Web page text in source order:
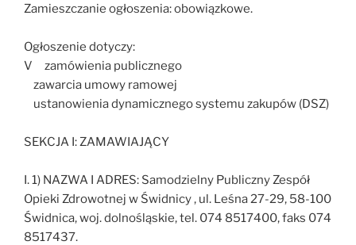
Zamieszczanie ogłoszenia: obowiązkowe.
Ogłoszenie dotyczy:
V zamówienia publicznego
zawarcia umowy ramowej
ustanowienia dynamicznego systemu zakupów (DSZ)
SEKCJA I: ZAMAWIAJĄCY
I. 1) NAZWA I ADRES: Samodzielny Publiczny Zespół
Opieki Zdrowotnej w Świdnicy , ul. Leśna 27-29, 58-100
Świdnica, woj. dolnośląskie, tel. 074 8517400, faks 074
8517437.